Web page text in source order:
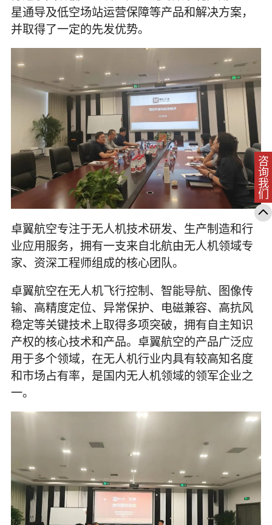
星通导及低空场站运营保障等产品和解决方案，
并取得了一定的先发优势。
卓翼航空专注于无人机技术研发、生产制造和行
业应用服务，拥有一支来自北航由无人机领域专
家、资深工程师组成的核心团队。
卓翼航空在无人机飞行控制、智能导航、图像传
输、高精度定位、异常保护、电磁兼容、高抗风
稳定等关键技术上取得多项突破，拥有自主知识
产权的核心技术和产品。卓翼航空的产品广泛应
用于多个领域，在无人机行业内具有较高知名度
和市场占有率，是国内无人机领域的领军企业之
一。
咨询我们